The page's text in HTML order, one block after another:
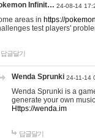
Infinit… 24-08-14
areas in https://
test players'
답글달기
Wenda Sprunki 24-11-14
Wenda Sprunki is a
generate your own
Https://wenda.im
답글달기